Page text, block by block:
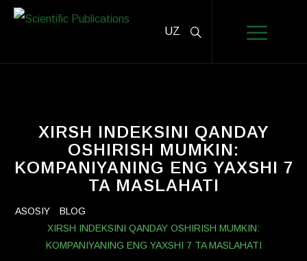
UZ
XIRSH INDEKSINI QANDAY
OSHIRISH MUMKIN:
KOMPANIYANING ENG YAXSHI 7
TA MASLAHATI
ASOSIY
BLOG
XIRSH INDEKSINI QANDAY OSHIRISH MUMKIN:
KOMPANIYANING ENG YAXSHI 7 TA MASLAHATI